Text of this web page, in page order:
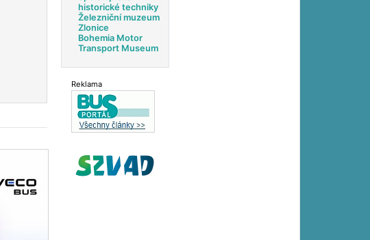
historické techniky
Železniční muzeum
Zlonice
Bohemia Motor
Transport Museum
Reklama